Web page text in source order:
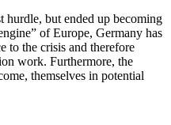
hurdle, but ended up becoming
of Europe, Germany has
to the crisis and therefore
work. Furthermore, the
themselves in potential